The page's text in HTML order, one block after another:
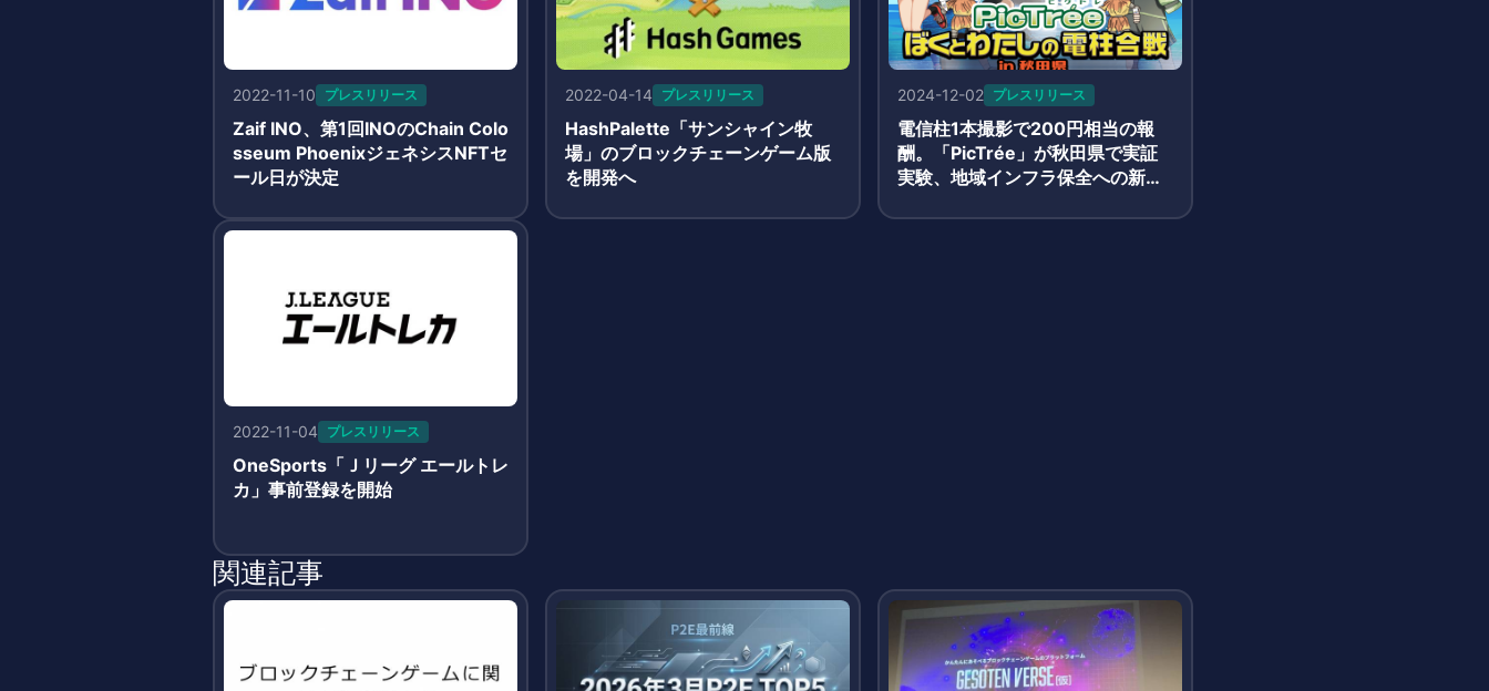
2022-11-10 プレスリリース
Zaif INO、第1回INOのChain Colo
sseum PhoenixジェネシスNFTセ
ール日が決定
2022-04-14 プレスリリース
HashPalette「サンシャイン牧
場」のブロックチェーンゲーム版
を開発へ
2024-12-02 プレスリリース
電信柱1本撮影で200円相当の報
酬。「PicTrée」が秋田県で実証
実験、地域インフラ保全への新た
2022-11-04 プレスリリース
OneSports「Ｊリーグ エールトレ
カ」事前登録を開始
関連記事